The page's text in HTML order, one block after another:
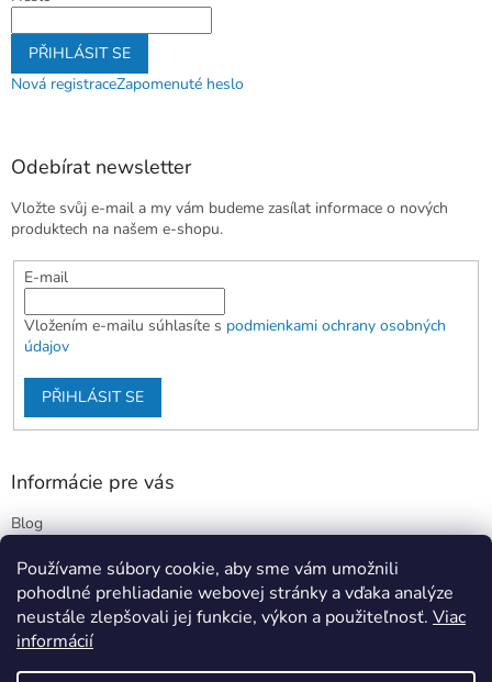
Používame súbory cookie, aby sme vám umožnili
pohodlné prehliadanie webovej stránky a vďaka analýze
neustále zlepšovali jej funkcie, výkon a použiteľnosť. Viac
informácií
PŘIHLÁSIT SE
Nová registraceZapomenuté heslo
Odebírat newsletter
Vložte svůj e-mail a my vám budeme zasílat informace o nových
produktech na našem e-shopu.
E-mail
Vložením e-mailu súhlasíte s podmienkami ochrany osobných
údajov
PŘIHLÁSIT SE
Informácie pre vás
Blog
Obchodné podmienky
Podmienky ochrany osobných údajov